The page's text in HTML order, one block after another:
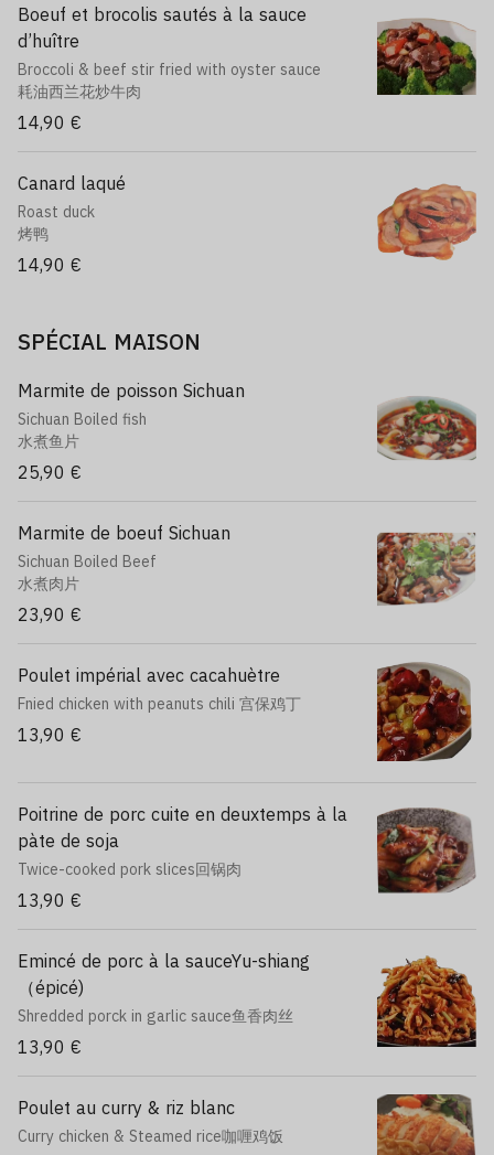
Boeuf et brocolis sautés à la sauce
d’huître
Broccoli & beef stir fried with oyster sauce
耗油西兰花炒牛肉
14,90 €
Canard laqué
Roast duck
烤鸭
14,90 €
SPÉCIAL MAISON
Marmite de poisson Sichuan
Sichuan Boiled fish
水煮鱼片
25,90 €
Marmite de boeuf Sichuan
Sichuan Boiled Beef
水煮肉片
23,90 €
Poulet impérial avec cacahuètre
Fnied chicken with peanuts chili 宫保鸡丁
13,90 €
Poitrine de porc cuite en deuxtemps à la
pàte de soja
Twice-cooked pork slices回锅肉
13,90 €
Emincé de porc à la sauceYu-shiang
（épicé)
Shredded porck in garlic sauce鱼香肉丝
13,90 €
Poulet au curry & riz blanc
Curry chicken & Steamed rice咖喱鸡饭